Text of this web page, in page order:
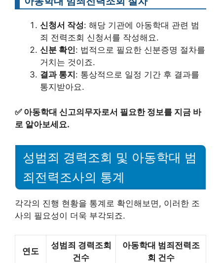
신청서 작성: 해당 기관에 아동학대 관련 범
죄 전력조회 신청서를 작성해요.
신분 확인: 법적으로 필요한 신분증명 절차를
거치는 것이죠.
결과 통지 : 통상적으로 일정 기간 후 결과를
통지받아요.
✅ 아동학대 신고의무자로서 필요한 정보를 지금 바
로 알아보세요.
성범죄 경력조회 및 아동학대 범
죄전력조사의 통계
각각의 진행 현황을 통계로 확인해보면, 이러한 조
사의 필요성이 더욱 부각되죠.
연도
성범죄 경력조회
건수
아동학대 범죄전력조
회 건수